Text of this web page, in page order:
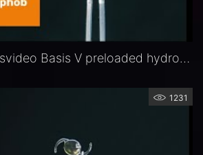
1stQ Hanhabungsvideo Basis V preloaded hydrophob
1231